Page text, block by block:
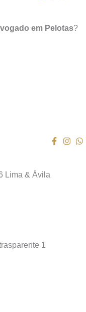
em Pelotas?
Lima & Ávila